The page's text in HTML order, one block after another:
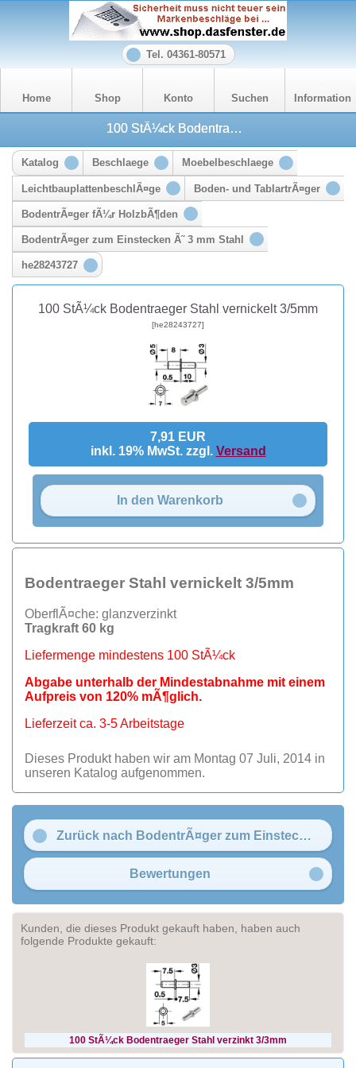
Tel. 04361-80571
Home Shop Konto Suchen Information
100 StÃ¼ck Bodentraeger Stahl vernickelt 3/5mm
Katalog Beschlaege Moebelbeschlaege
LeichtbauplattenbeschlÃ¤ge Boden- und TablartrÃ¤ger
BodentrÃ¤ger fÃ¼r HolzbÃ¶den
BodentrÃ¤ger zum Einstecken Ã˜ 3 mm Stahl
he28243727
100 StÃ¼ck Bodentraeger Stahl vernickelt 3/5mm
[he28243727]
7,91 EUR
inkl. 19% MwSt. zzgl. Versand
In den Warenkorb
Bodentraeger Stahl vernickelt 3/5mm
OberflÃ¤che: glanzverzinkt
Tragkraft 60 kg
Liefermenge mindestens 100 StÃ¼ck
Abgabe unterhalb der Mindestabnahme mit einem
Aufpreis von 120% mÃ¶glich.
Lieferzeit ca. 3-5 Arbeitstage
Dieses Produkt haben wir am Montag 07 Juli, 2014 in
unseren Katalog aufgenommen.
Zurück nach BodentrÃ¤ger zum Einstecken Ã˜ 3 mm Stahl
Bewertungen
Kunden, die dieses Produkt gekauft haben, haben auch
folgende Produkte gekauft:
100 StÃ¼ck Bodentraeger Stahl verzinkt 3/3mm